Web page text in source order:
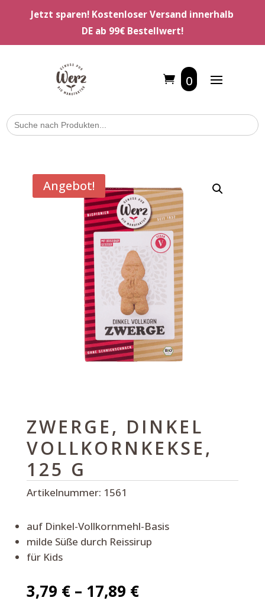
Jetzt sparen! Kostenloser Versand innerhalb
DE ab 99€ Bestellwert!
0
Search
for:
Angebot!
ZWERGE, DINKEL
VOLLKORNKEKSE,
125 G
Artikelnummer: 1561
auf Dinkel-Vollkornmehl-Basis
milde Süße durch Reissirup
für Kids
3,79 €– 17,89 €